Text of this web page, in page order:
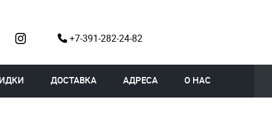
+7-391-282-24-82
ДОСТАВКА АДРЕСА О НАС